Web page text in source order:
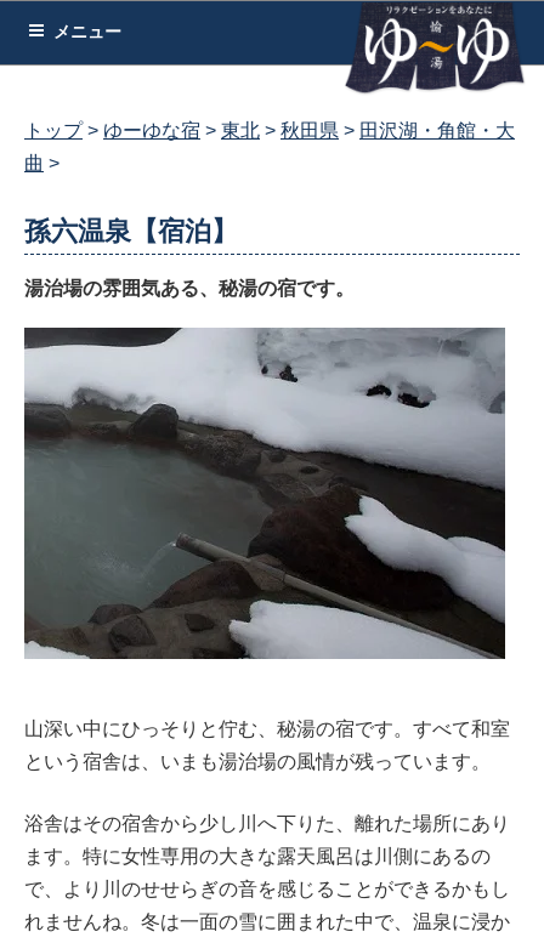
メニュー
トップ ゆーゆな宿 東北 秋田県
田沢湖・角館・大
曲
孫六温泉【宿泊】
湯治場の雰囲気ある、秘湯の宿です。
山深い中にひっそりと佇む、秘湯の宿です。すべて和室
という宿舎は、いまも湯治場の風情が残っています。
浴舎はその宿舎から少し川へ下りた、離れた場所にあり
ます。特に女性専用の大きな露天風呂は川側にあるの
で、より川のせせらぎの音を感じることができるかもし
れませんね。冬は一面の雪に囲まれた中で、温泉に浸か